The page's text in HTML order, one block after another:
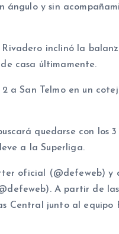
y sin
inclinó la
casa últimamente.
a San Telmo en un
quedarse con los
a la Superliga.
oficial (@defeweb) y
A partir de
junto al equipo